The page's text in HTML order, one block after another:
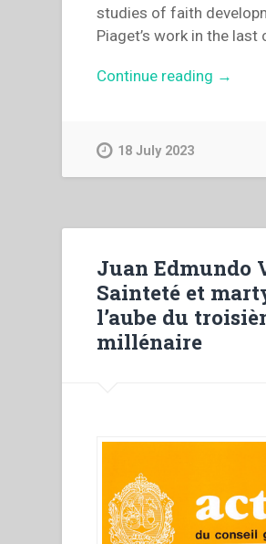
studies of faith
Piaget’s work in the last
Continue reading “David
mystic
and
martyr.
and
young
→
18 July 2023
Juan Edmundo
Sainteté et
l’aube du
millénaire